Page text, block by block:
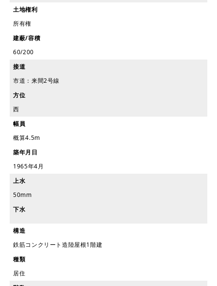
土地権利
所有権
建蔽/容積
60/200
接道
市道：来間2号線
方位
西
幅員
概算4.5m
築年月日
1965年4月
上水
50mm
下水
構造
鉄筋コンクリート造陸屋根1階建
種類
居住